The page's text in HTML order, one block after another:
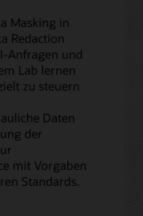
Masking in
Redaction
und
Lab lernen
zu steuern
Daten
der
mit Vorgaben
Standards.